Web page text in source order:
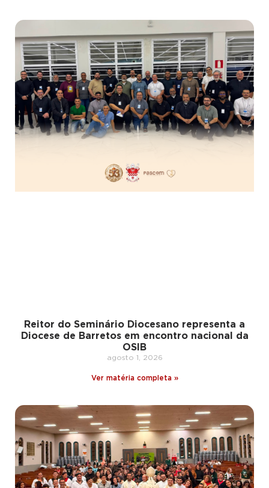
Reitor do Seminário Diocesano representa a
Diocese de Barretos em encontro nacional da
OSIB
agosto 1, 2026
Ver matéria completa »